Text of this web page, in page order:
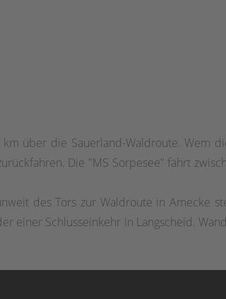
über die Sauerland-Waldroute. Wem
Die "MS Sorpesee" fährt
des Tors zur Waldroute in Amecke
einer Schlusseinkehr in Langscheid.